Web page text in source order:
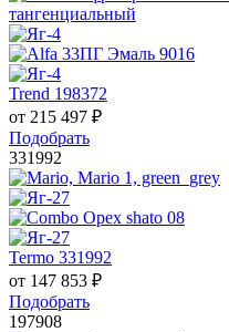
Trend 198372
от 215 497 ₽
Подобрать
331992
Termo 331992
от 147 853 ₽
Подобрать
197908